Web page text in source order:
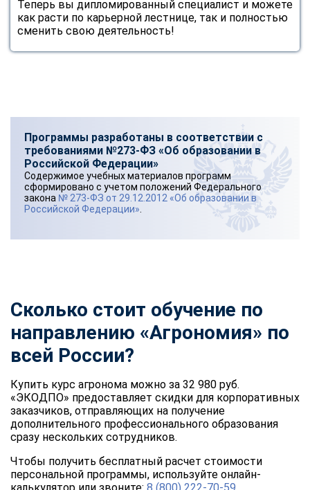
Теперь вы дипломированный специалист и можете
как расти по карьерной лестнице, так и полностью
сменить свою деятельность!
Программы разработаны в соответствии с
требованиями №273-ФЗ «Об образовании в
Российской Федерации»
Содержимое учебных материалов программ
сформировано с учетом положений Федерального
закона № 273-ФЗ от 29.12.2012 «Об образовании в
Российской Федерации»
Сколько стоит обучение по
направлению «Агрономия» по
всей России?
Купить курс агронома можно за 32 980 руб.
«ЭКОДПО» предоставляет скидки для корпоративных
заказчиков, отправляющих на получение
дополнительного профессионального образования
сразу нескольких сотрудников.
Чтобы получить бесплатный расчет стоимости
персональной программы, используйте онлайн-